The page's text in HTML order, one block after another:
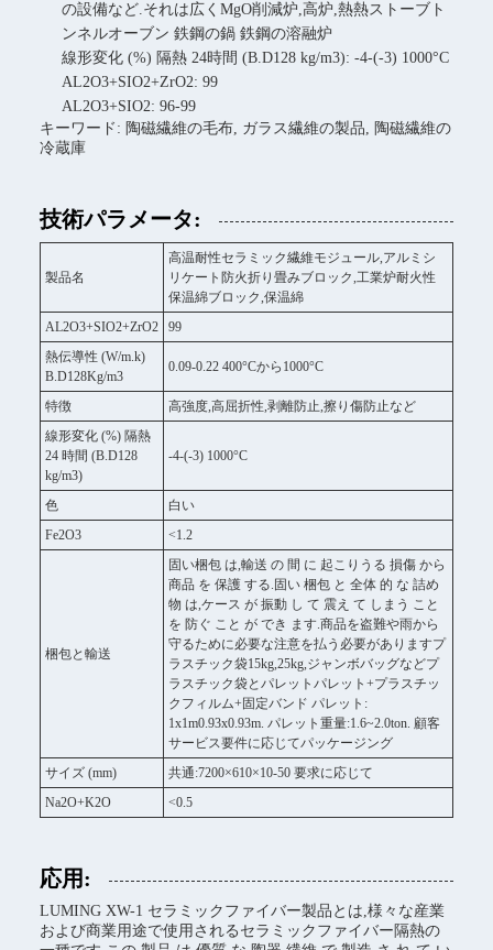
の設備など.それは広くMgO削減炉,高炉,熱熱ストーブト
ンネルオーブン 鉄鋼の鍋 鉄鋼の溶融炉
線形変化 (%) 隔熱 24時間 (B.D128 kg/m3): -4-(-3) 1000°C
AL2O3+SIO2+ZrO2: 99
AL2O3+SIO2: 96-99
キーワード: 陶磁繊維の毛布, ガラス繊維の製品, 陶磁繊維の
冷蔵庫
技術パラメータ:
製品名
高温耐性セラミック繊維モジュール,アルミシ
リケート防火折り畳みブロック,工業炉耐火性
保温綿ブロック,保温綿
AL2O3+SIO2+ZrO2
99
熱伝導性 (W/m.k)
B.D128Kg/m3
0.09-0.22 400°Cから1000°C
特徴
高強度,高屈折性,剥離防止,擦り傷防止など
線形変化 (%) 隔熱
24 時間 (B.D128
kg/m3)
-4-(-3) 1000°C
色
白い
Fe2O3
<1.2
梱包と輸送
固い梱包 は,輸送 の 間 に 起こりうる 損傷 から
商品 を 保護 する.固い 梱包 と 全体 的 な 詰め
物 は,ケース が 振動 し て 震え て しまう こと
を 防ぐ こと が でき ます.商品を盗難や雨から
守るために必要な注意を払う必要がありますプ
ラスチック袋15kg,25kg,ジャンボバッグなどプ
ラスチック袋とパレットパレット+プラスチッ
クフィルム+固定バンド パレット:
1x1m0.93x0.93m. パレット重量:1.6~2.0ton. 顧客
サービス要件に応じてパッケージング
サイズ (mm)
共通:7200×610×10-50 要求に応じて
Na2O+K2O
<0.5
応用:
LUMING XW-1 セラミックファイバー製品とは,様々な産業
および商業用途で使用されるセラミックファイバー隔熱の